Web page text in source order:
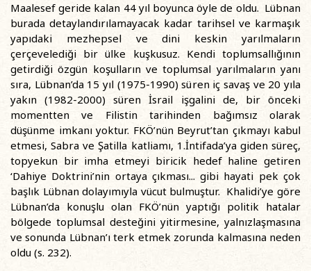
Maalesef geride kalan 44 yıl boyunca öyle de oldu. Lübnan
burada detaylandırılamayacak kadar tarihsel ve karmaşık
yapıdaki mezhepsel ve dini keskin yarılmaların
çerçevelediği bir ülke kuşkusuz. Kendi toplumsallığının
getirdiği özgün koşulların ve toplumsal yarılmaların yanı
sıra, Lübnan’da 15 yıl (1975-1990) süren iç savaş ve 20 yıla
yakın (1982-2000) süren İsrail işgalini de, bir önceki
momentten ve Filistin tarihinden bağımsız olarak
düşünme imkanı yoktur. FKÖ’nün Beyrut’tan çıkmayı kabul
etmesi, Sabra ve Şatilla katliamı, 1.İntifada’ya giden süreç,
topyekun bir imha etmeyi biricik hedef haline getiren
‘Dahiye Doktrini’nin ortaya çıkması... gibi hayati pek çok
başlık Lübnan dolayımıyla vücut bulmuştur. Khalidi’ye göre
Lübnan’da konuşlu olan FKÖ’nün yaptığı politik hatalar
bölgede toplumsal desteğini yitirmesine, yalnızlaşmasına
ve sonunda Lübnan’ı terk etmek zorunda kalmasına neden
oldu (s. 232).